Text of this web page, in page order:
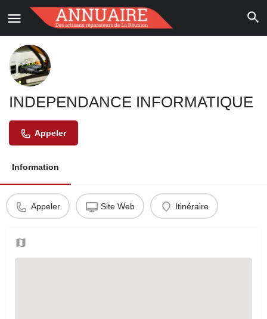
INDEPENDANCE INFORMATIQUE
Appeler
Information
Appeler Site Web Itinéraire